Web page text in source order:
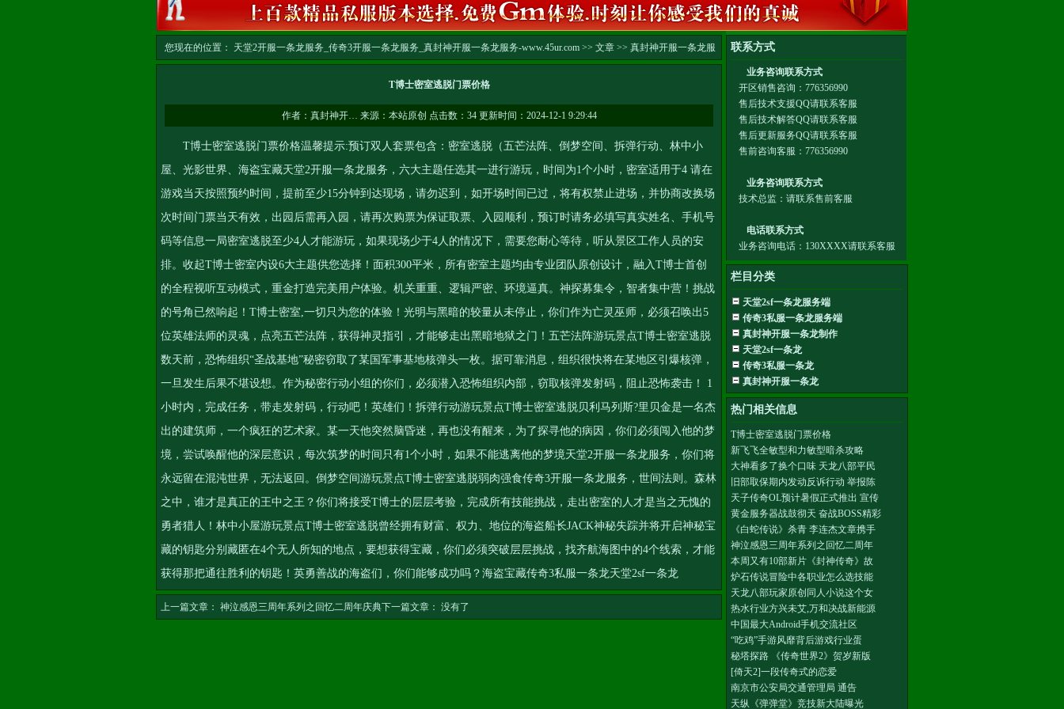
您现在的位置： 天堂2开服一条龙服务_传奇3开服一条龙服务_真封神开服一条龙服务-www.45ur.com >> 文章 >> 真封神开服一条龙服
T博士密室逃脱门票价格
作者： 真封神开… 来源：本站原创 点击数： 34 更新时间：2024-12-1 9:29:44
T博士密室逃脱门票价格温馨提示:预订双人套票包含：密室逃脱（五芒法阵、倒梦空间、拆弹行动、林中小
屋、光影世界、海盗宝藏天堂2开服一条龙服务 ，六大主题任选其一进行游玩，时间为1个小时，密室适用于4 请在
游戏当天按照预约时间，提前至少15分钟到达现场，请勿迟到，如开场时间已过，将有权禁止进场，并协商改换场
次时间门票当天有效，出园后需再入园，请再次购票为保证取票、入园顺利，预订时请务必填写真实姓名、手机号
码等信息一局密室逃脱至少4人才能游玩，如果现场少于4人的情况下，需要您耐心等待，听从景区工作人员的安
排。收起T博士密室内设6大主题供您选择！面积300平米，所有密室主题均由专业团队原创设计，融入T博士首创
的全程视听互动模式，重金打造完美用户体验。机关重重、逻辑严密、环境逼真。神探募集令，智者集中营！挑战
的号角已然响起！T博士密室,一切只为您的体验！光明与黑暗的较量从未停止，你们作为亡灵巫师，必须召唤出5
位英雄法师的灵魂，点亮五芒法阵，获得神灵指引，才能够走出黑暗地狱之门！五芒法阵游玩景点T博士密室逃脱
数天前，恐怖组织“圣战基地”秘密窃取了某国军事基地核弹头一枚。据可靠消息，组织很快将在某地区引爆核弹，
一旦发生后果不堪设想。作为秘密行动小组的你们，必须潜入恐怖组织内部，窃取核弹发射码，阻止恐怖袭击！ 1
小时内，完成任务，带走发射码，行动吧！英雄们！拆弹行动游玩景点T博士密室逃脱贝利马列斯?里贝金是一名杰
出的建筑师，一个疯狂的艺术家。某一天他突然脑昏迷，再也没有醒来，为了探寻他的病因，你们必须闯入他的梦
境，尝试唤醒他的深层意识，每次筑梦的时间只有1个小时，如果不能逃离他的梦境天堂2开服一条龙服务 ，你们将
永远留在混沌世界，无法返回。倒梦空间游玩景点T博士密室逃脱弱肉强食传奇3开服一条龙服务 ，世间法则。森林
之中，谁才是真正的王中之王？你们将接受T博士的层层考验，完成所有技能挑战，走出密室的人才是当之无愧的
勇者猎人！林中小屋游玩景点T博士密室逃脱曾经拥有财富、权力、地位的海盗船长JACK神秘失踪并将开启神秘宝
藏的钥匙分别藏匿在4个无人所知的地点，要想获得宝藏，你们必须突破层层挑战，找齐航海图中的4个线索，才能
获得那把通往胜利的钥匙！英勇善战的海盗们，你们能够成功吗？海盗宝藏传奇3私服一条龙天堂2sf一条龙
上一篇文章： 神泣感恩三周年系列之回忆二周年庆典下一篇文章： 没有了
栏目分类
天堂2sf一条龙服务端
传奇3私服一条龙服务端
真封神开服一条龙制作
天堂2sf一条龙
传奇3私服一条龙
真封神开服一条龙
热门相关信息
T博士密室逃脱门票价格
新飞飞全敏型和力敏型暗杀攻略
大神看多了换个口味 天龙八部平民
旧部取保期内发动反诉行动 举报陈
天子传奇OL预计暑假正式推出 宣传
黄金服务器战鼓彻天 奋战BOSS精彩
《白蛇传说》杀青 李连杰文章携手
神泣感恩三周年系列之回忆二周年
本周又有10部新片《封神传奇》故
炉石传说冒险中各职业怎么选技能
天龙八部玩家原创同人小说这个女
热水行业方兴未艾,万和决战新能源
中国最大Android手机交流社区
“吃鸡”手游风靡背后游戏行业蛋
秘塔探路 《传奇世界2》贺岁新版
[倚天2]一段传奇式的恋爱
南京市公安局交通管理局 通告
天纵《弹弹堂》竞技新大陆曝光